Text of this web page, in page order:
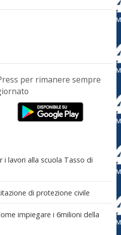
per rimanere sempre
i lavori alla scuola Tasso di
di protezione civile
impiegare i 6milioni della